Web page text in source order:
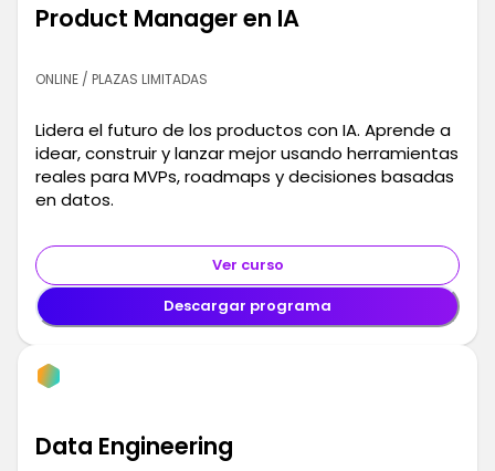
Product Manager en IA
ONLINE / PLAZAS LIMITADAS
Lidera el futuro de los productos con IA. Aprende a
idear, construir y lanzar mejor usando herramientas
reales para MVPs, roadmaps y decisiones basadas
en datos.
Ver curso
Descargar programa
Data Engineering